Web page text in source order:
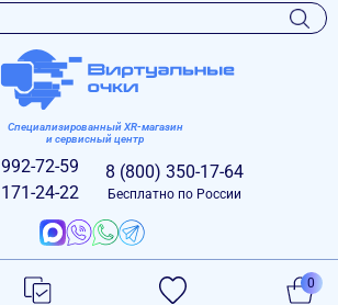
Специализированный XR-магазин
и сервисный центр
992-72-59
171-24-22
8 (800) 350-17-64
Бесплатно по России
0